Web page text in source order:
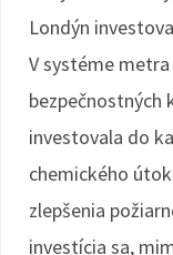
Londýn
V systéme
bezpečnostných
investovala do
chemického
zlepšenia
investícia sa,